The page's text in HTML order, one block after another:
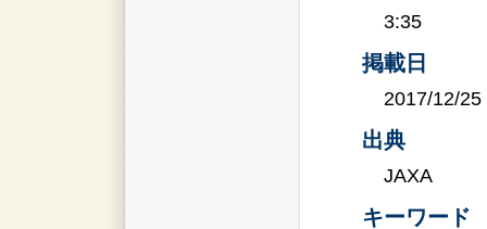
3:35
掲載日
2017/12/25
出典
JAXA
キーワード